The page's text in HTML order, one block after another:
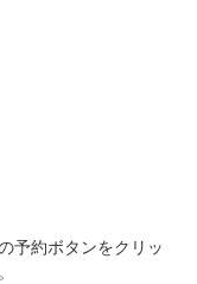
予約ボタンをクリッ